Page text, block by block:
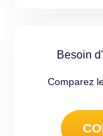
Besoin
Comparez